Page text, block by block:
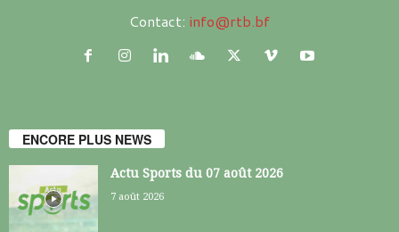
Contact: info@rtb.bf
ENCORE PLUS NEWS
Actu Sports du 07 août 2026
7 août 2026